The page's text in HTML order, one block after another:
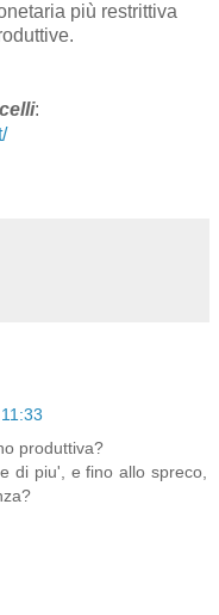
più restrittiva
:
produttiva?
di piu', e fino allo spreco,